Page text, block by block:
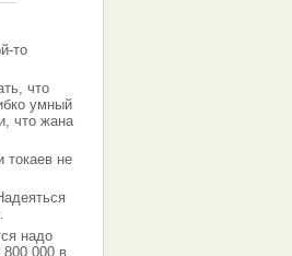
то
что
умный
что жана
токаев не
надо
800 000 в